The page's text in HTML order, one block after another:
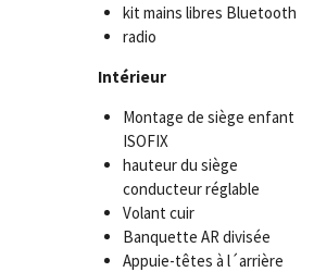
kit mains libres Bluetooth
radio
Intérieur
Montage de siège enfant
ISOFIX
hauteur du siège
conducteur réglable
Volant cuir
Banquette AR divisée
Appuie-têtes à l´arrière